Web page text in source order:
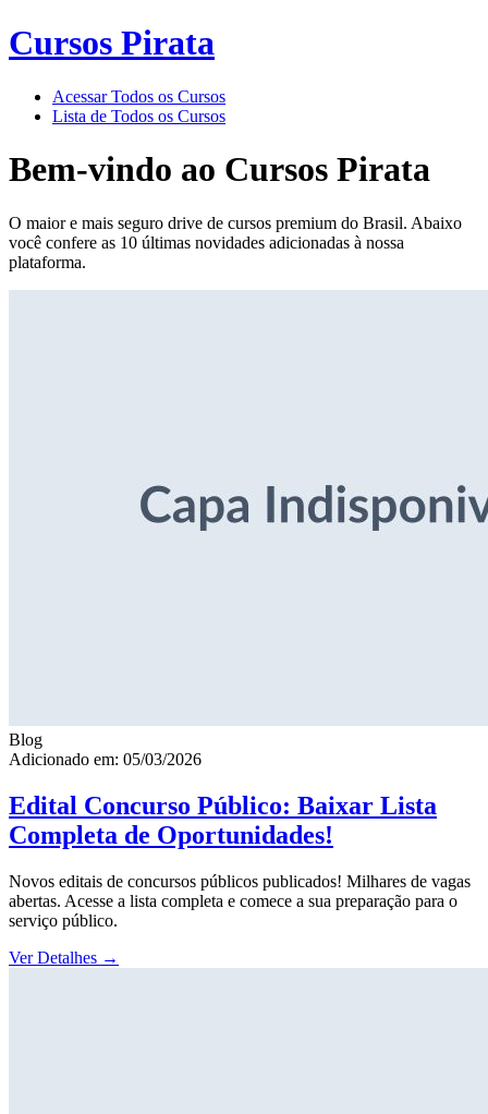
Cursos Pirata
Acessar Todos os Cursos
Lista de Todos os Cursos
Bem-vindo ao Cursos Pirata
O maior e mais seguro drive de cursos premium do Brasil. Abaixo
você confere as 10 últimas novidades adicionadas à nossa
plataforma.
Blog
Adicionado em: 05/03/2026
Edital Concurso Público: Baixar Lista
Completa de Oportunidades!
Novos editais de concursos públicos publicados! Milhares de vagas
abertas. Acesse a lista completa e comece a sua preparação para o
serviço público.
Ver Detalhes →